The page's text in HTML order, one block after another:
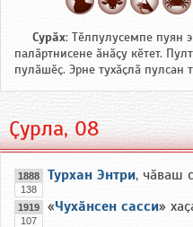
Сурӑх: Тӗлпулусемпе пуян
палӑртнисене ӑнӑҫу кӗтет.
пулӑшӗҫ. Эрне тухӑҫлӑ
Ҫурла, 08
1888
138
Турхан Энтри, чӑваш
1919
107
«Чухӑнсен сасси»